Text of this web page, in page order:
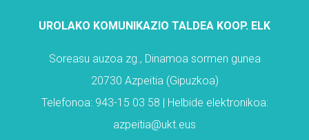
UROLAKO KOMUNIKAZIO TALDEA KOOP. ELK
Soreasu auzoa zg., Dinamoa sormen gunea
20730 Azpeitia (Gipuzkoa)
Telefonoa: 943-15 03 58 | Helbide elektronikoa:
azpeitia@ukt.eus